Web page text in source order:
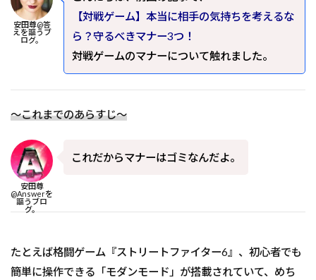
安田尊@答
えを謳うブ
ログ。
【対戦ゲーム】本当に相手の気持ちを考えるな
ら？守るべきマナー3つ！
対戦ゲームのマナーについて触れました。
～これまでのあらすじ～
安田尊
@Answerを
謳うブロ
グ。
これだからマナーはゴミなんだよ。
たとえば格闘ゲーム『ストリートファイター6』、初心者でも
簡単に操作できる「モダンモード」が搭載されていて、めち